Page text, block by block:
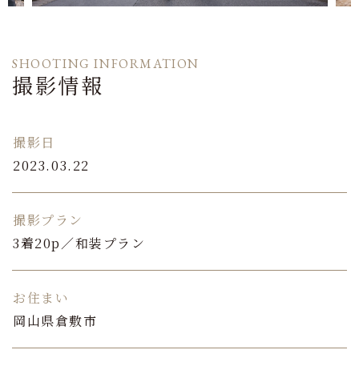
SHOOTING INFORMATION
撮影情報
撮影日
2023.03.22
撮影プラン
3着20p／和装プラン
お住まい
岡山県倉敷市